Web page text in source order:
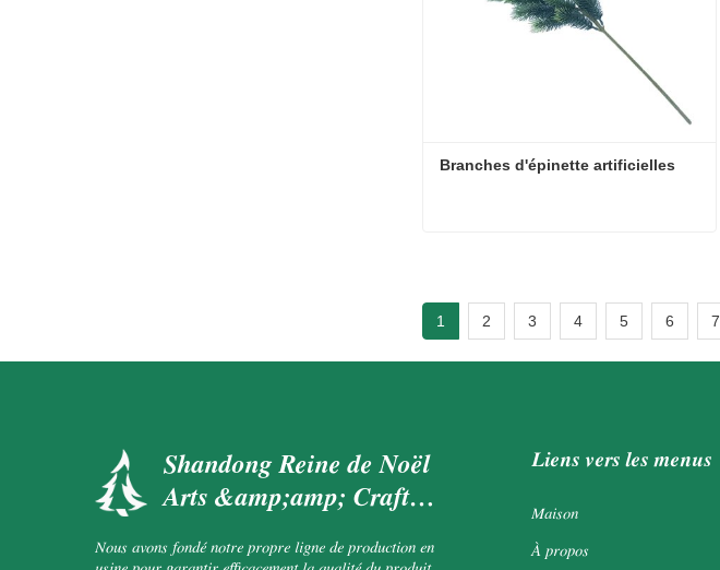
Branches d'épinette artificielles
1
2 3 4 5 6 7
Shandong Reine de Noël
Arts &amp;amp; Crafts
Nous avons fondé notre propre ligne de production en
Liens vers les menus
Maison
À propos